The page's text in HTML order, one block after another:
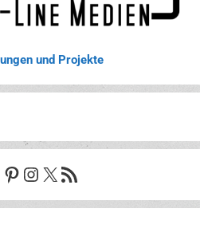
und Projekte
Pinterest
Instagram
X RSS-Feed